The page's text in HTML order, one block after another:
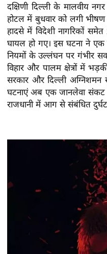
दक्षिणी दिल्ली के मालवीय
होटल में बुधवार को लगी भीषण
हादसे में विदेशी नागरिकों
घायल हो गए। इस घटना ने एक
नियमों के उल्लंघन पर गंभीर
विहार और पालम क्षेत्रों में
सरकार और दिल्ली
घटनाएं अब एक जानलेवा
राजधानी में आग से संबंधित